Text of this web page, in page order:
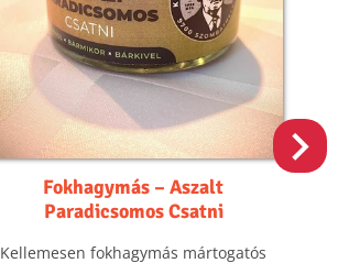
Fokhagymás – Aszalt
Paradicsomos Csatni
Kellemesen fokhagymás mártogatós